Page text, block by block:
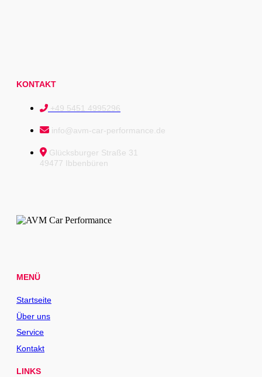
KONTAKT
+49 5451 4995296
info@avm-car-performance.de
Glücksburger Straße 31
49477 Ibbenbüren
MENÜ
Startseite
Über uns
Service
Kontakt
LINKS